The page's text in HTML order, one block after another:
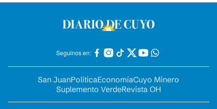
Seguinos en:
San JuanPolíticaEconomíaCuyo Minero
Suplemento VerdeRevista OH